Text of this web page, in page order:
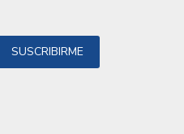
SUSCRIBIRME